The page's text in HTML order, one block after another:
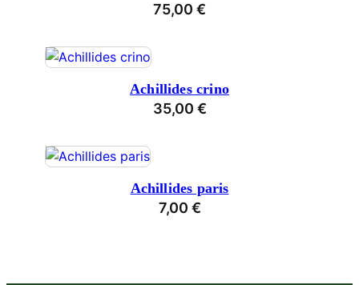
75,00 €
Achillides crino
35,00 €
Achillides paris
7,00 €